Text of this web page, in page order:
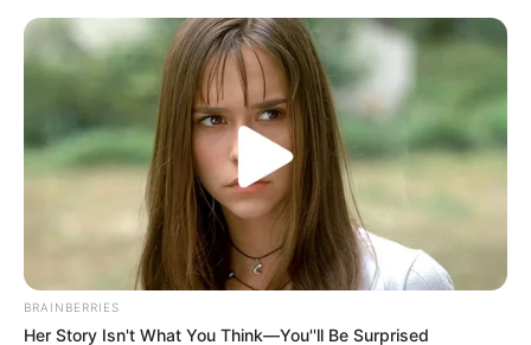
El parque principal fue el escenario de la visita, que,
además estuvo acompaña por la Guardia Campesina,
integrada por unas 40 personas que hicieron un cordón
de seguridad en este lugar.
BRAINBERRIES
Her Story Isn't What You Think—You''ll Be Surprised